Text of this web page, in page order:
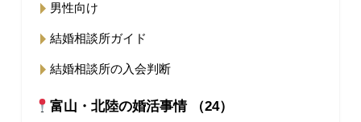
男性向け
結婚相談所ガイド
結婚相談所の入会判断
富山・北陸の婚活事情 （24）